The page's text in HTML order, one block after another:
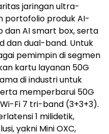
jaringan ultra-
portofolio produk AI-
dan AI smart box, serta
dan dual-band. Untuk
pemimpin di segmen
kartu layanan 50G
di industri untuk
memperbarui 50G
Fi 7 tri-band (3+3+3).
1 milidetik,
yakni Mini OXC,